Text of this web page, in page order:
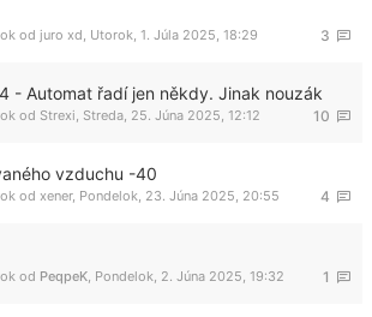
3
od juro xd Utorok, 1. Júla 2025, 18:29
- Automat řadí jen někdy. Jinak nouzák
10
od Strexi Streda, 25. Júna 2025, 12:12
vzduchu -40
4
od xener, Pondelok, 23. Júna 2025, 20:55
1
od PeqpeK Pondelok, 2. Júna 2025, 19:32